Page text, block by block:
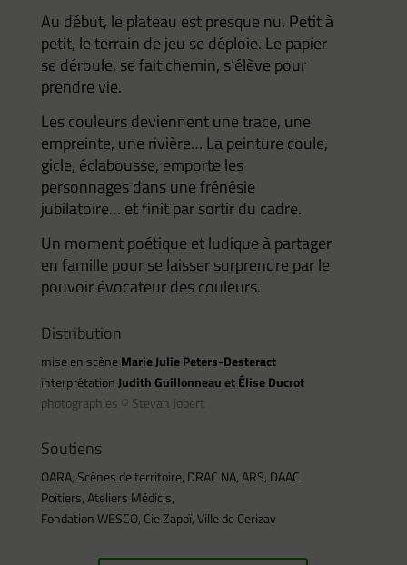
Au début, le plateau est presque nu. Petit à
petit, le terrain de jeu se déploie. Le papier
se déroule, se fait chemin, s’élève pour
prendre vie.
Les couleurs deviennent une trace, une
empreinte, une rivière… La peinture coule,
gicle, éclabousse, emporte les
personnages dans une frénésie
jubilatoire… et finit par sortir du cadre.
Un moment poétique et ludique à partager
en famille pour se laisser surprendre par le
pouvoir évocateur des couleurs.
Distribution
mise en scèneMarie Julie Peters-Desteract
interprétationJudith Guillonneau et Élise Ducrot
photographies © Stevan Jobert
Soutiens
OARA, Scènes de territoire, DRAC NA, ARS, DAAC
Poitiers, Ateliers Médicis,
Fondation WESCO, Cie Zapoï, Ville de Cerizay